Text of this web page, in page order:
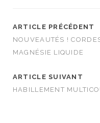
ARTICLE PRÉCÉDENT
NOUVEAUTÉS !
MAGNÉSIE LIQUIDE
ARTICLE SUIVANT
HABILLEMENT